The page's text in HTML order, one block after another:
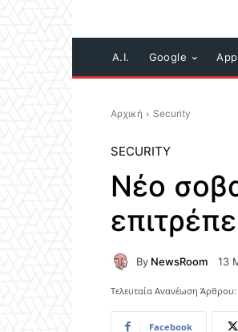
A.I. Google
Αρχική Security
SECURITY
Νέο
By NewsRoom 13
Τελευταία Ανανέωση Άρθρου:
Facebook